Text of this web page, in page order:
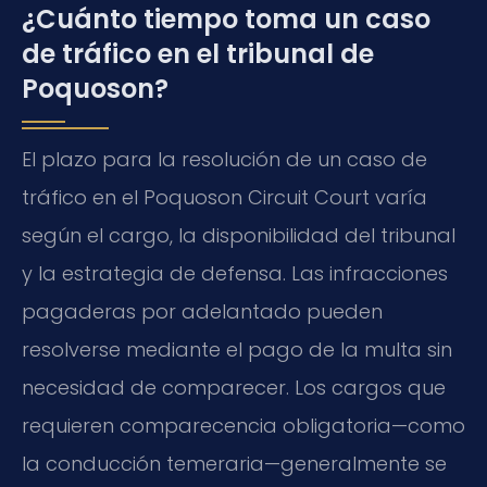
¿Cuánto tiempo toma un caso
de tráfico en el tribunal de
Poquoson?
El plazo para la resolución de un caso de
tráfico en el Poquoson Circuit Court varía
según el cargo, la disponibilidad del tribunal
y la estrategia de defensa. Las infracciones
pagaderas por adelantado pueden
resolverse mediante el pago de la multa sin
necesidad de comparecer. Los cargos que
requieren comparecencia obligatoria—como
la conducción temeraria—generalmente se